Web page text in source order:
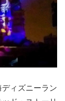
ディズニーラン